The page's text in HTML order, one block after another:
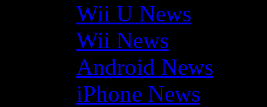
Wii U News
Wii News
Android News
iPhone News